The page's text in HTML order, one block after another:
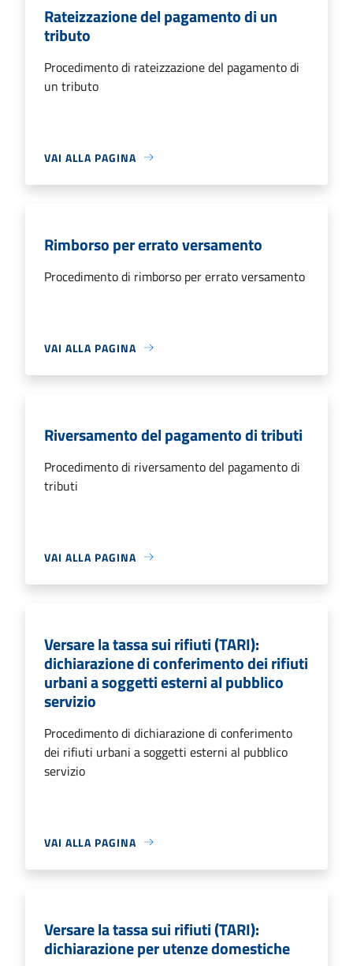
Rateizzazione del pagamento di un
tributo
Procedimento di rateizzazione del pagamento di
un tributo
VAI ALLA PAGINA
Rimborso per errato versamento
Procedimento di rimborso per errato versamento
VAI ALLA PAGINA
Riversamento del pagamento di tributi
Procedimento di riversamento del pagamento di
tributi
VAI ALLA PAGINA
Versare la tassa sui rifiuti (TARI):
dichiarazione di conferimento dei rifiuti
urbani a soggetti esterni al pubblico
servizio
Procedimento di dichiarazione di conferimento
dei rifiuti urbani a soggetti esterni al pubblico
servizio
VAI ALLA PAGINA
Versare la tassa sui rifiuti (TARI):
dichiarazione per utenze domestiche